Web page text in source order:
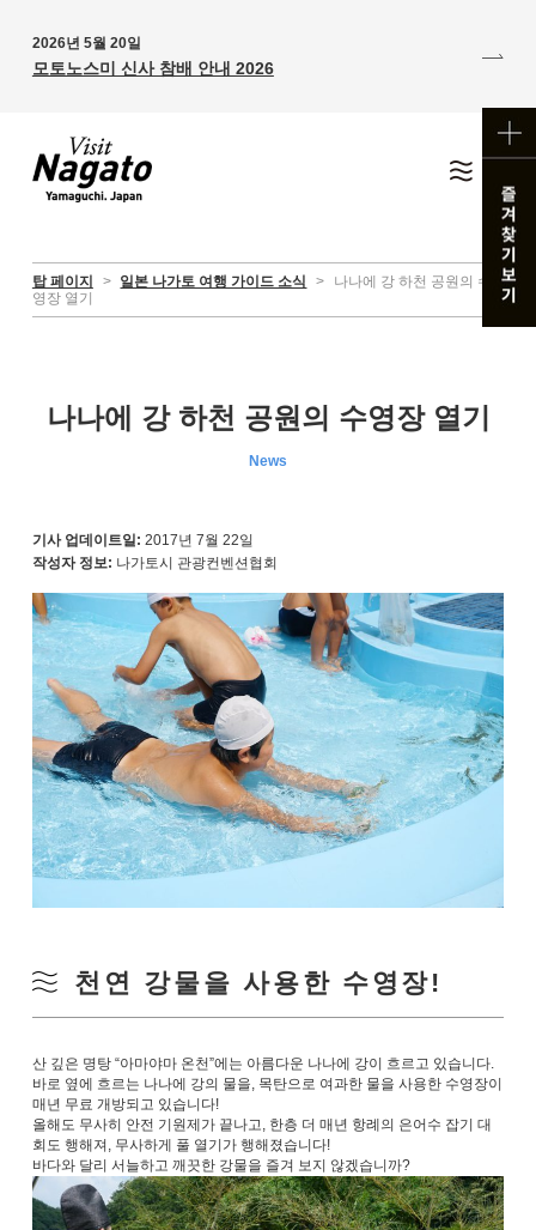
2026년 5월 20일
모토노스미 신사 참배 안내 2026
탑 페이지 > 일본 나가토 여행 가이드 소식 >
나나에 강 하천 공원의 수
영장 열기
나나에 강 하천 공원의 수영장 열기
News
기사 업데이트일: 2017년 7월 22일
작성자 정보: 나가토시 관광컨벤션협회
천연 강물을 사용한 수영장!
산 깊은 명탕 “아마야마 온천”에는 아름다운 나나에 강이 흐르고 있습니다.
바로 옆에 흐르는 나나에 강의 물을, 목탄으로 여과한 물을 사용한 수영장이
매년 무료 개방되고 있습니다!
올해도 무사히 안전 기원제가 끝나고, 한층 더 매년 항례의 은어수 잡기 대
회도 행해져, 무사하게 풀 열기가 행해졌습니다!
바다와 달리 서늘하고 깨끗한 강물을 즐겨 보지 않겠습니까?